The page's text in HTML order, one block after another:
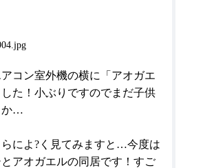
コン室外機の横に「アオガエ
た！小ぶりですのでまだ子供
か…
らによ?く見てみますと…今度は
アオガエルの同居です！すご